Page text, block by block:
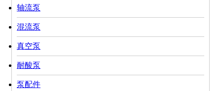
轴流泵
混流泵
真空泵
耐酸泵
泵配件